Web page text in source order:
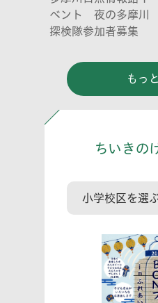
ベント 夜の多摩川
探検隊参加者募集
もっ
ちいきの